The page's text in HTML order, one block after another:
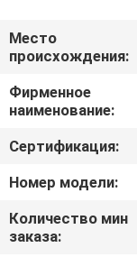
О
НАС
ФАБРИКИ
ПРОВЕРКА
КАЧЕСТВА
Место
происхождения:
Фирменное
наименование:
Сертификация:
Номер модели:
Количество мин
заказа: